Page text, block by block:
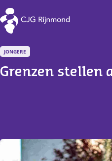
CJG Rijnmond
JONGERE
Grenzen stellen